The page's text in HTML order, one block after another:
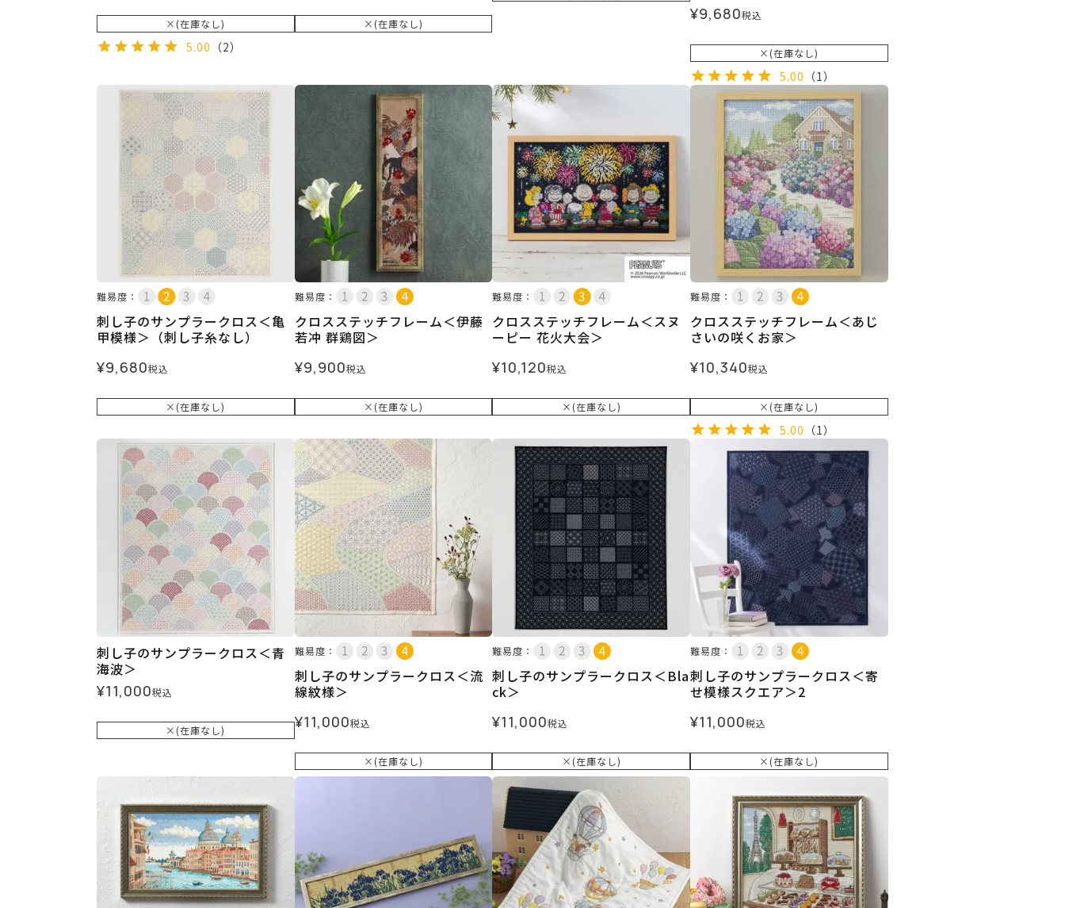
×(在庫なし)
5.00 （2）
×(在庫なし)
¥9,680税込
×(在庫なし)
5.00 （1）
難易度：
刺し子のサンプラークロス＜亀
甲模様＞（刺し子糸なし）
¥9,680税込
×(在庫なし)
難易度：
クロスステッチフレーム＜伊藤
若冲 群鶏図＞
¥9,900税込
×(在庫なし)
難易度：
クロスステッチフレーム＜スヌ
ーピー 花火大会＞
¥10,120税込
×(在庫なし)
難易度：
クロスステッチフレーム＜あじ
さいの咲くお家＞
¥10,340税込
×(在庫なし)
5.00 （1）
刺し子のサンプラークロス＜青
海波＞
¥11,000税込
×(在庫なし)
難易度：
刺し子のサンプラークロス＜流
線紋様＞
¥11,000税込
×(在庫なし)
難易度：
刺し子のサンプラークロス＜Bla
ck＞
¥11,000税込
×(在庫なし)
難易度：
刺し子のサンプラークロス＜寄
せ模様スクエア＞2
¥11,000税込
×(在庫なし)